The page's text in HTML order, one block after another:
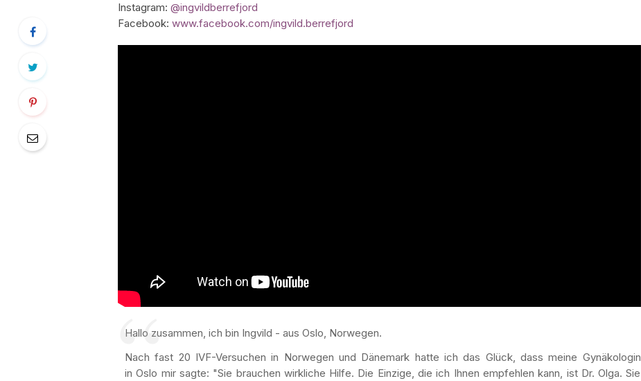
Instagram: @ingvildberrefjord
Facebook: www.facebook.com/ingvild.berrefjord
Hallo zusammen, ich bin Ingvild - aus Oslo, Norwegen.
Nach fast 20 IVF-Versuchen in Norwegen und Dänemark hatte ich das Glück, dass meine Gynäkologin
in Oslo mir sagte: "Sie brauchen wirkliche Hilfe. Die Einzige, die ich Ihnen empfehlen kann, ist Dr. Olga. Sie